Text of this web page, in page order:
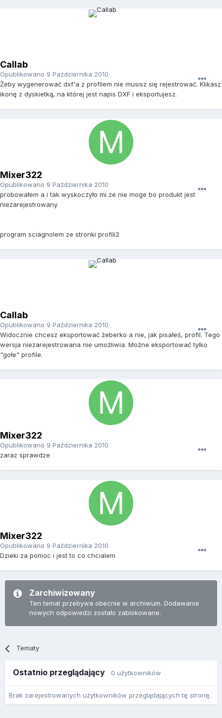
Callab
Opublikowano 9 Października 2010
Żeby wygenerować dxf'a z profilem nie musisz się rejestrować. Klikasz
ikonę z dyskietką, na której jest napis DXF i eksportujesz.
Mixer322
Opublikowano 9 Października 2010
probowałem a i tak wyskoczyło mi ze nie moge bo produkt jest
niezarejestrowany
program sciagnolem ze stronki profili2
Callab
Opublikowano 9 Października 2010
Widocznie chcesz eksportować żeberko a nie, jak pisałeś, profil. Tego
wersja niezarejestrowana nie umożliwia. Możne eksportować tylko
"gołe" profile.
Mixer322
Opublikowano 9 Października 2010
zaraz sprawdze
Mixer322
Opublikowano 9 Października 2010
Dzieki za pomoc i jest to co chcialem
Zarchiwizowany
Ten temat przebywa obecnie w archiwum. Dodawanie
nowych odpowiedzi zostało zablokowane.
Tematy
Ostatnio przeglądający 0 użytkowników
Brak zarejestrowanych użytkowników przeglądających tę stronę.